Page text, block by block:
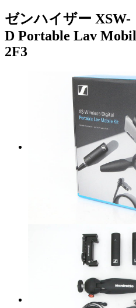
ゼンハイザー XSW-
D Portable Lav
2F3